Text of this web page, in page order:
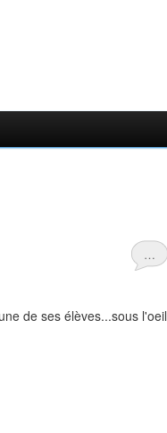
…
de ses élèves...sous l'oeil